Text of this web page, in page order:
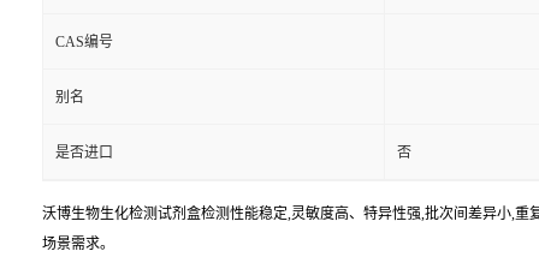
CAS编号
别名
是否进口 否
沃博生物生化检测试剂盒检测性能稳定,灵敏度高、特异性强,批次间差异小,
场景需求。